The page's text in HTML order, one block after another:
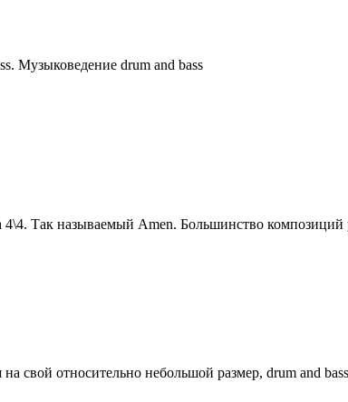
Музыковедение drum and bass
4\4. Так называемый Amen. Большинство композиций
свой относительно небольшой размер, drum and